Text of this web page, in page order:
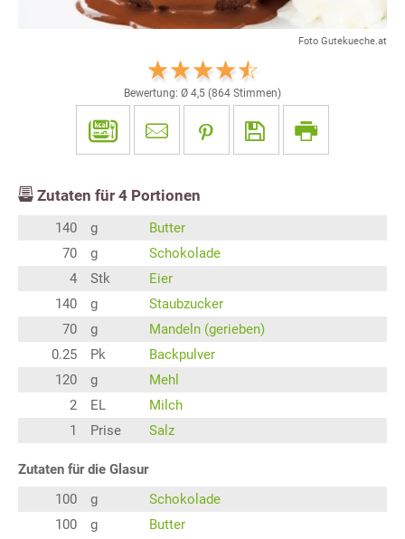
Foto Gutekueche.at
Bewertung: Ø 4,5 (864 Stimmen)
Zutaten für 4 Portionen
140 g
Butter
70
g
Schokolade
4
Stk
Eier
140
g
Staubzucker
70
g
Mandeln (gerieben)
0.25
Pk
Backpulver
120
g
Mehl
2
EL
Milch
1
Prise Salz
Zutaten für die Glasur
100
g
Schokolade
100
g Butter